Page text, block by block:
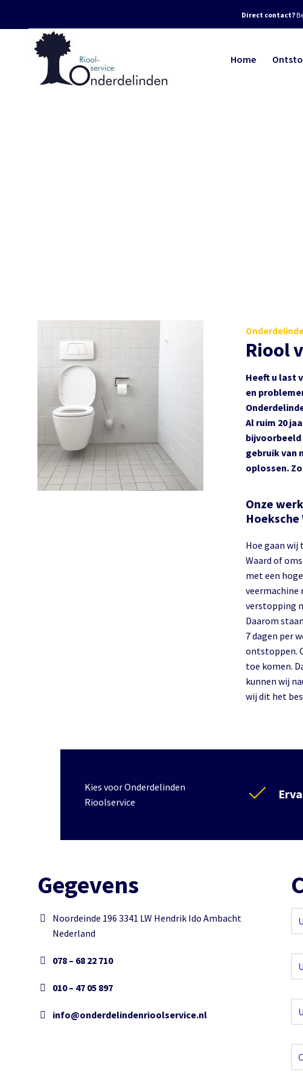
Direct contact?
Home
Riool
Heeft u last
en
Al ruim 20
gebruik van
oplossen.
Onze
Hoeksche
Hoe gaan wij
Waard of
met een
veermachine
verstopping
Daarom
7 dagen per
ontstoppen.
toe komen.
kunnen wij
wij dit het
Kies voor Onderdelinden
Rioolservice
Gegevens
Noordeinde 196 3341 LW Hendrik Ido Ambacht
Nederland
078 – 68 22 710
010 – 47 05 897
info@onderdelindenrioolservice.nl